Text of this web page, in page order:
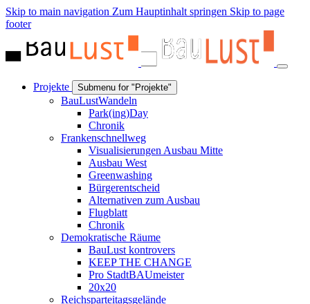
Skip to main navigation Zum Hauptinhalt springen Skip to page
footer
Projekte Submenu for "Projekte"
BauLustWandeln
Park(ing)Day
Chronik
Frankenschnellweg
Visualisierungen Ausbau Mitte
Ausbau West
Greenwashing
Bürgerentscheid
Alternativen zum Ausbau
Flugblatt
Chronik
Demokratische Räume
BauLust kontrovers
KEEP THE CHANGE
Pro StadtBAUmeister
20x20
Reichsparteitagsgelände